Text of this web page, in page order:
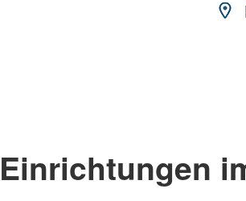
Einrichtungen